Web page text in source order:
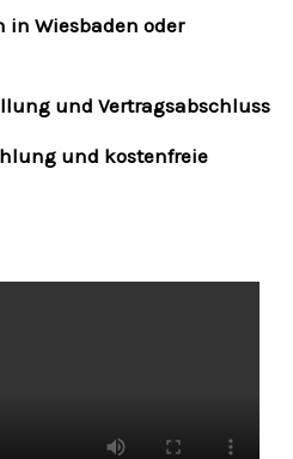
in Wiesbaden oder
und Vertragsabschluss
und kostenfreie